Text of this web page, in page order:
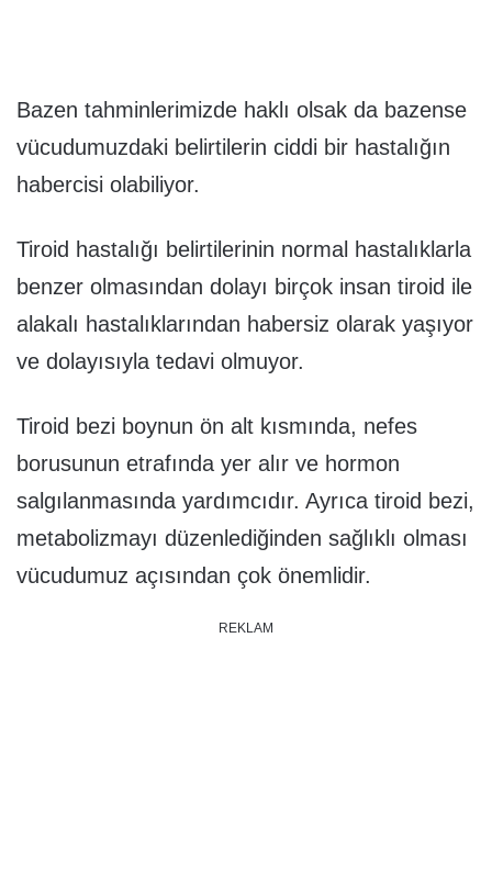
Bazen tahminlerimizde haklı olsak da bazense
vücudumuzdaki belirtilerin ciddi bir hastalığın
habercisi olabiliyor.
Tiroid hastalığı belirtilerinin normal hastalıklarla
benzer olmasından dolayı birçok insan tiroid ile
alakalı hastalıklarından habersiz olarak yaşıyor
ve dolayısıyla tedavi olmuyor.
Tiroid bezi boynun ön alt kısmında, nefes
borusunun etrafında yer alır ve hormon
salgılanmasında yardımcıdır. Ayrıca tiroid bezi,
metabolizmayı düzenlediğinden sağlıklı olması
vücudumuz açısından çok önemlidir.
REKLAM